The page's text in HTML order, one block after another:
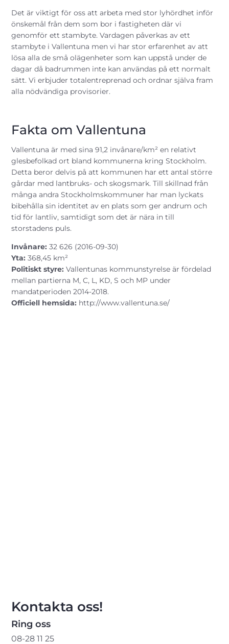
Det är viktigt för oss att arbeta med stor lyhördhet inför
önskemål från dem som bor i fastigheten där vi
genomför ett stambyte. Vardagen påverkas av ett
stambyte i Vallentuna men vi har stor erfarenhet av att
lösa alla de små olägenheter som kan uppstå under de
dagar då badrummen inte kan användas på ett normalt
sätt. Vi erbjuder totalentreprenad och ordnar själva fram
alla nödvändiga provisorier.
Fakta om Vallentuna
Vallentuna är med sina 91,2 invånare/km² en relativt
glesbefolkad ort bland kommunerna kring Stockholm.
Detta beror delvis på att kommunen har ett antal större
gårdar med lantbruks- och skogsmark. Till skillnad från
många andra Stockholmskommuner har man lyckats
bibehålla sin identitet av en plats som ger andrum och
tid för lantliv, samtidigt som det är nära in till
storstadens puls.
Invånare: 32 626 (2016-09-30)
Yta: 368,45 km²
Politiskt styre: Vallentunas kommunstyrelse är fördelad
mellan partierna M, C, L, KD, S och MP under
mandatperioden 2014-2018.
Officiell hemsida: http://www.vallentuna.se/
Kontakta oss!
Ring oss
08-28 11 25